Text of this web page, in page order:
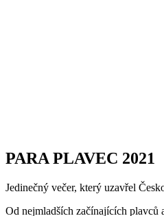
PARA PLAVEC 2021
Jedinečný večer, který uzavřel
Od nejmladších začínajících